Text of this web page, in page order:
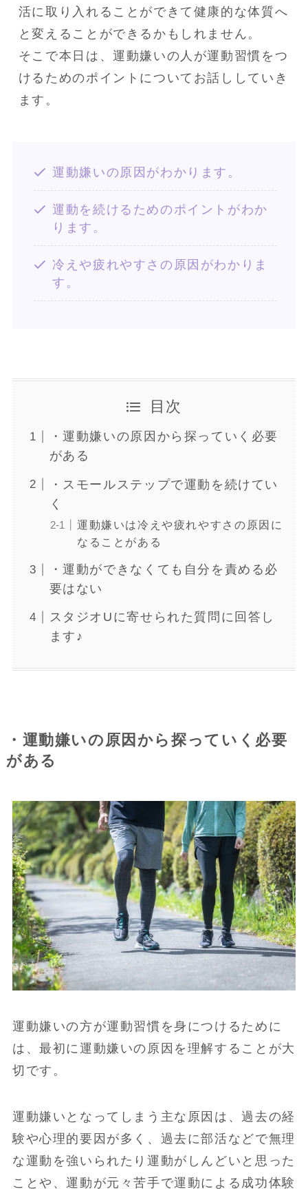
活に取り入れることができて健康的な体質へ
と変えることができるかもしれません。
そこで本日は、運動嫌いの人が運動習慣をつ
けるためのポイントについてお話ししていき
ます。
運動嫌いの原因がわかります。
運動を続けるためのポイントがわか
ります。
冷えや疲れやすさの原因がわかりま
す。
目次
・運動嫌いの原因から探っていく必要
がある
・スモールステップで運動を続けてい
く
運動嫌いは冷えや疲れやすさの原因に
なることがある
・運動ができなくても自分を責める必
要はない
スタジオUに寄せられた質問に回答し
ます♪
・運動嫌いの原因から探っていく必要
がある
運動嫌いの方が運動習慣を身につけるために
は、最初に運動嫌いの原因を理解することが大
切です。
運動嫌いとなってしまう主な原因は、過去の経
験や心理的要因が多く、過去に部活などで無理
な運動を強いられたり運動がしんどいと思った
ことや、運動が元々苦手で運動による成功体験